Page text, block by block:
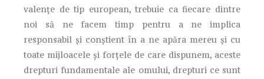
valențe de tip european, trebuie ca fiecare dintre
noi să ne facem timp pentru a ne implica
responsabil și conștient în a ne apăra mereu și cu
toate mijloacele și forțele de care dispunem, aceste
drepturi fundamentale ale omului, drepturi ce sunt